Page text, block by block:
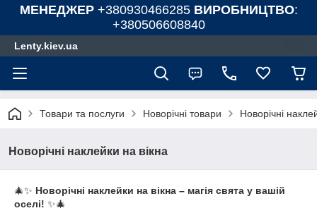
МЕНЕДЖЕР +380930466285 ВИРОБНИЦТВО:
+380506608840
Lenty.kiev.ua
Товари та послуги Новорічні товари Новорічні
Новорічні наклейки на вікна
🎄✨ Новорічні наклейки на вікна – магія свята у вашій
оселі! ✨🎄